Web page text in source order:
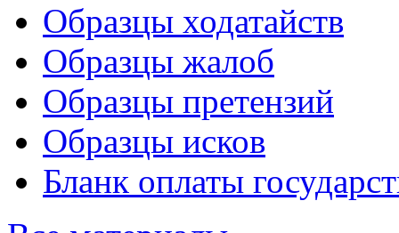
Образцы ходатайств
Образцы жалоб
Образцы претензий
Образцы исков
Бланк оплаты